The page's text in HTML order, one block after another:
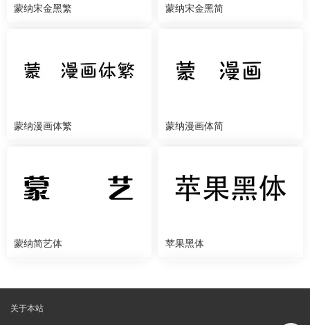
蒙纳宋金黑繁 蒙纳宋金黑简
蒙纳漫画体繁 蒙纳漫画体简
蒙纳简艺体 苹果黑体
关于本站